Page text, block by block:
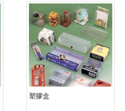
塑膠盒